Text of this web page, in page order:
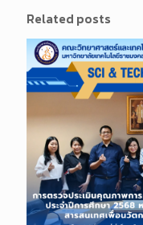
Related posts